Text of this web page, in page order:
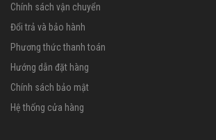
Chính sách vận chuyển
Đổi trả và bảo hành
Phương thức thanh toán
Hướng dẫn đặt hàng
Chính sách bảo mật
Hệ thống cửa hàng